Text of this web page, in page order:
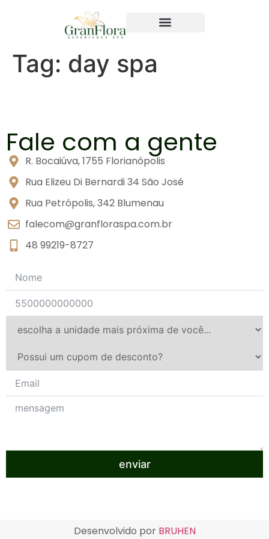
Tag: day spa
Fale com a gente
R. Bocaiúva, 1755 Florianópolis
Rua Elizeu Di Bernardi 34 São José
Rua Petrópolis, 342 Blumenau
falecom@granfloraspa.com.br
48 99219-8727
enviar
Desenvolvido por BRUHEN